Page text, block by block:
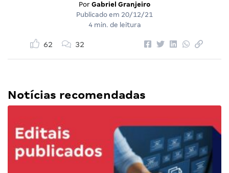
Por Gabriel Granjeiro
Publicado em 20/12/21
4 min. de leitura
62 32
Notícias recomendadas